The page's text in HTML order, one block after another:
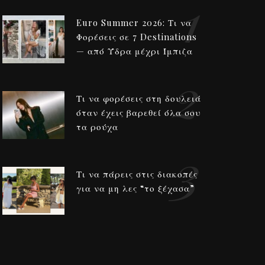
Euro Summer 2026: Τι να
Φορέσεις σε 7 Destinations
— από Ύδρα μέχρι Ίμπιζα
1
Τι να φορέσεις στη δουλειά
όταν έχεις βαρεθεί όλα σου
τα ρούχα
2
Τι να πάρεις στις διακοπές
για να μη λες “το ξέχασα”
3